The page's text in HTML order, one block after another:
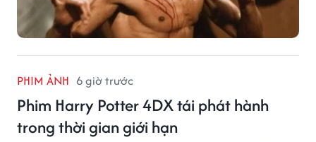
PHIM ẢNH 6 giờ trước
Phim Harry Potter 4DX tái phát hành
trong thời gian giới hạn